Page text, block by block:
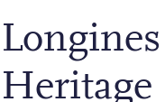
Heritage